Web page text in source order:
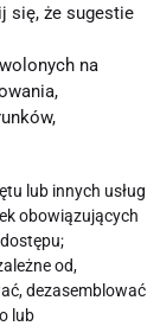
się, że sugestie
na
lub innych usług
obowiązujących
od,
dezasemblować
lub